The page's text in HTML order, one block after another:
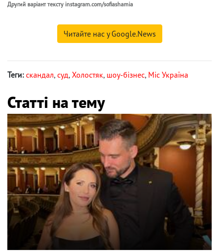
Другий варіант тексту instagram.com/sofiashamia
Читайте нас у Google.News
Теги: скандал, суд, Холостяк, шоу-бізнес, Міс Україна
Статті на тему